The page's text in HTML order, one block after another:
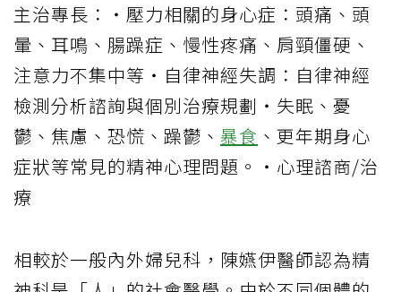
主治專長：‧壓力相關的身心症：頭痛、頭
暈、耳鳴、腸躁症、慢性疼痛、肩頸僵硬、
注意力不集中等‧自律神經失調：自律神經
檢測分析諮詢與個別治療規劃‧失眠、憂
鬱、焦慮、恐慌、躁鬱、 暴食 、更年期身心
症狀等常見的精神心理問題。‧心理諮商/治
療
相較於一般內外婦兒科，陳嬿伊醫師認為精